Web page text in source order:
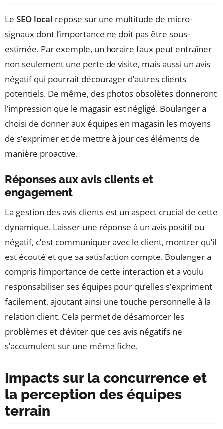
Le SEO local repose sur une multitude de micro-
signaux dont l’importance ne doit pas être sous-
estimée. Par exemple, un horaire faux peut entraîner
non seulement une perte de visite, mais aussi un avis
négatif qui pourrait décourager d’autres clients
potentiels. De même, des photos obsolètes donneront
l’impression que le magasin est négligé. Boulanger a
choisi de donner aux équipes en magasin les moyens
de s’exprimer et de mettre à jour ces éléments de
manière proactive.
Réponses aux avis clients et
engagement
La gestion des avis clients est un aspect crucial de cette
dynamique. Laisser une réponse à un avis positif ou
négatif, c’est communiquer avec le client, montrer qu’il
est écouté et que sa satisfaction compte. Boulanger a
compris l’importance de cette interaction et a voulu
responsabiliser ses équipes pour qu’elles s’expriment
facilement, ajoutant ainsi une touche personnelle à la
relation client. Cela permet de désamorcer les
problèmes et d’éviter que des avis négatifs ne
s’accumulent sur une même fiche.
Impacts sur la concurrence et
la perception des équipes
terrain